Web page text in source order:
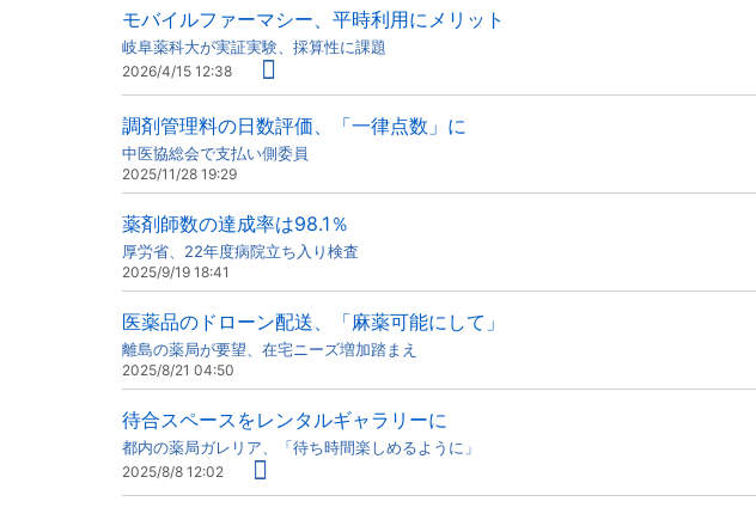
モバイルファーマシー、平時利用にメリット
岐阜薬科大が実証実験、採算性に課題
2026/4/15 12:38
調剤管理料の日数評価、「一律点数」に
中医協総会で支払い側委員
2025/11/28 19:29
薬剤師数の達成率は98.1％
厚労省、22年度病院立ち入り検査
2025/9/19 18:41
医薬品のドローン配送、「麻薬可能にして」
離島の薬局が要望、在宅ニーズ増加踏まえ
2025/8/21 04:50
待合スペースをレンタルギャラリーに
都内の薬局ガレリア、「待ち時間楽しめるように」
2025/8/8 12:02